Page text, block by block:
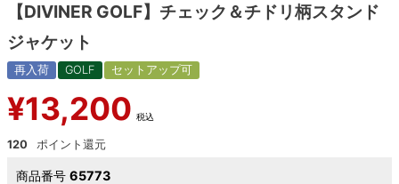
【DIVINER GOLF】チェック＆チドリ柄スタンド
ジャケット
再入荷 GOLF セットアップ可
¥13,200 税込
120
商品番号 65773